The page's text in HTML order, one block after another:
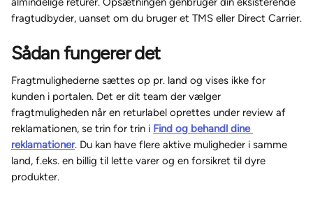
fragtudbyder, uanset om du bruger et TMS eller Direct Carrier.
Sådan fungerer det
Fragtmulighederne sættes op pr. land og vises ikke for
kunden i portalen. Det er dit team der vælger
fragtmuligheden når en returlabel oprettes under review af
reklamationen, se trin for trin i Find og behandl dine
reklamationer. Du kan have flere aktive muligheder i samme
land, f.eks. en billig til lette varer og en forsikret til dyre
produkter.